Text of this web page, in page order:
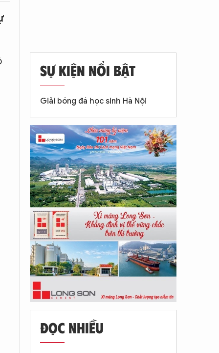
SỰ KIỆN NỔI BẬT
Giải bóng đá học sinh Hà Nội
ĐỌC NHIỀU